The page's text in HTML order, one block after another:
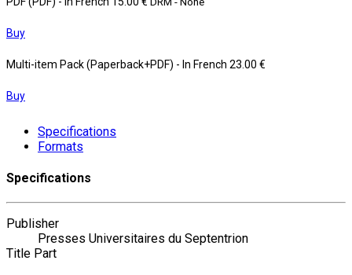
Buy
Multi-item Pack (Paperback+PDF) - In French 23.00 €
Buy
Specifications
Formats
Specifications
Publisher
Presses Universitaires du Septentrion
Title Part